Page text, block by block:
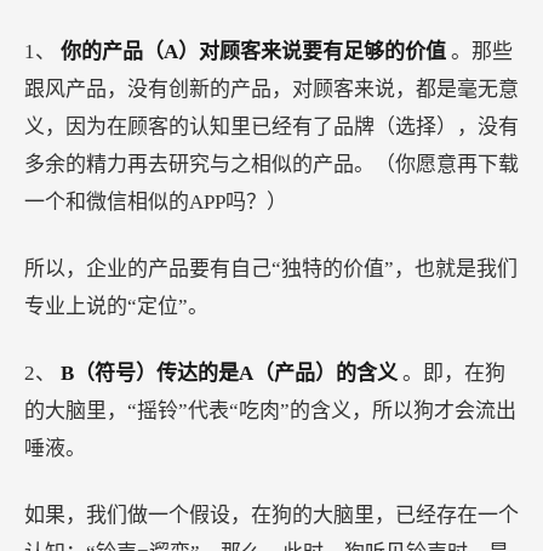
1、 你的产品（A）对顾客来说要有足够的价值 。那些
跟风产品，没有创新的产品，对顾客来说，都是毫无意
义，因为在顾客的认知里已经有了品牌（选择），没有
多余的精力再去研究与之相似的产品。（你愿意再下载
一个和微信相似的APP吗？）
所以，企业的产品要有自己“独特的价值”，也就是我们
专业上说的“定位”。
2、 B（符号）传达的是A（产品）的含义 。即，在狗
的大脑里，“摇铃”代表“吃肉”的含义，所以狗才会流出
唾液。
如果，我们做一个假设，在狗的大脑里，已经存在一个